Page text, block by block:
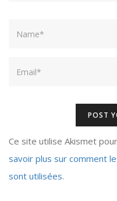
Ce site utilise Akismet
savoir plus sur comment
sont utilisées.